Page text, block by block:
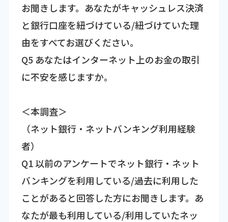
お聞きします。あなたがキャッシュレス決済
と銀行口座を紐づけている/紐づけていた理
由をすべてお選びください。
Q5 あなたはインターネット上のお金の取引
に不安を感じますか。
＜本調査＞
（ネット銀行・ネットバンキング利用経験
者）
Q1 以前のアンケートでネット銀行・ネット
バンキングを利用している/過去に利用した
ことがあると回答した方にお聞きします。あ
なたが最も利用している/利用していたネッ